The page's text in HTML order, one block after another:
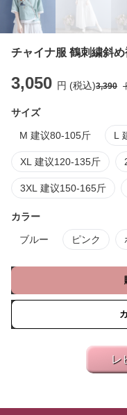
チャイナ服 鶴刺繍斜
3,050 円 (税込)3,390
サイズ
M 建议80-105斤 L
XL 建议120-135斤
3XL 建议150-165斤
カラー
ブルー ピンク
レ